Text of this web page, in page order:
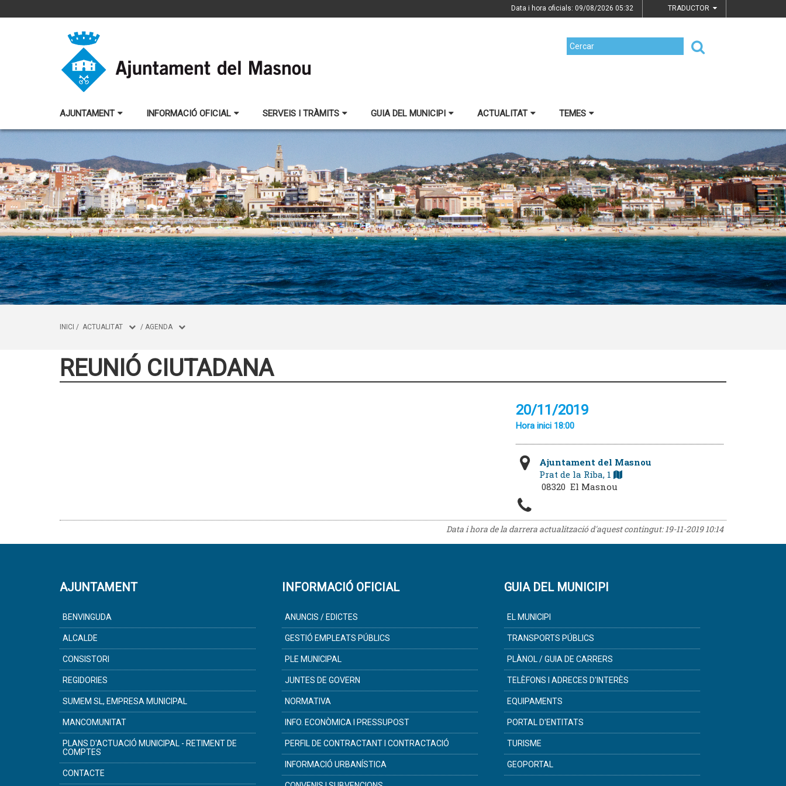
Data i hora oficials: 09/08/2026 05:32 TRADUCTOR
AJUNTAMENT INFORMACIÓ OFICIAL SERVEIS I TRÀMITS GUIA DEL MUNICIPI ACTUALITAT TEMES
INICI / ACTUALITAT / AGENDA
REUNIÓ CIUTADANA
20/11/2019
Hora inici 18:00
Ajuntament del Masnou
Prat de la Riba, 1
08320 El Masnou
Data i hora de la darrera actualització d'aquest contingut:19-11-2019 10:14
AJUNTAMENT
BENVINGUDA
ALCALDE
CONSISTORI
REGIDORIES
SUMEM SL, EMPRESA MUNICIPAL
MANCOMUNITAT
PLANS D'ACTUACIÓ MUNICIPAL - RETIMENT DE
COMPTES
CONTACTE
INFORMACIÓ OFICIAL
ANUNCIS / EDICTES
GESTIÓ EMPLEATS PÚBLICS
PLE MUNICIPAL
JUNTES DE GOVERN
NORMATIVA
INFO. ECONÒMICA I PRESSUPOST
PERFIL DE CONTRACTANT I CONTRACTACIÓ
INFORMACIÓ URBANÍSTICA
GUIA DEL MUNICIPI
EL MUNICIPI
TRANSPORTS PÚBLICS
PLÀNOL / GUIA DE CARRERS
TELÈFONS I ADRECES D'INTERÈS
EQUIPAMENTS
PORTAL D'ENTITATS
TURISME
GEOPORTAL